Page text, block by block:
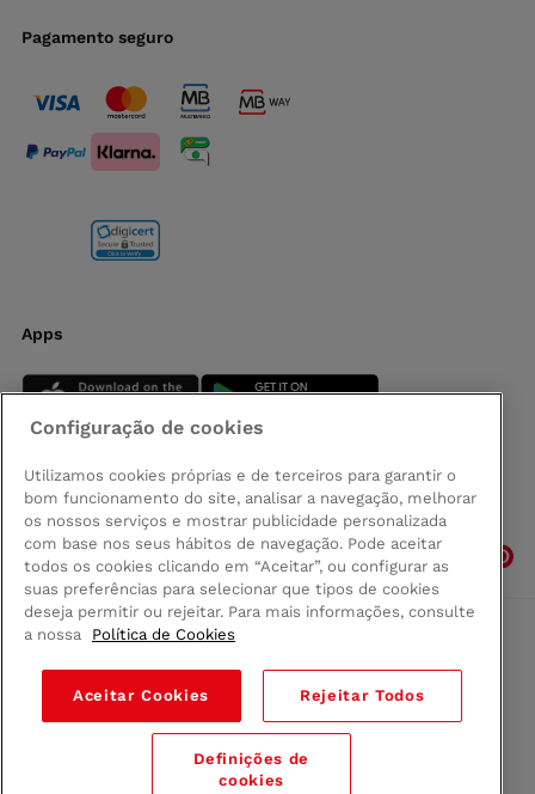
Pagamento seguro
Apps
Siga-nos
Comprar na Madeira
Política de privacidad
Termos e Condições
Configuração de cookies
Utilizamos cookies próprias e de terceiros para garantir o
bom funcionamento do site, analisar a navegação, melhorar
os nossos serviços e mostrar publicidade personalizada
com base nos seus hábitos de navegação. Pode aceitar
todos os cookies clicando em “Aceitar”, ou configurar as
suas preferências para selecionar que tipos de cookies
deseja permitir ou rejeitar. Para mais informações, consulte
a nossa
Política de Cookies
Aceitar Cookies Rejeitar Todos
Definições de
cookies